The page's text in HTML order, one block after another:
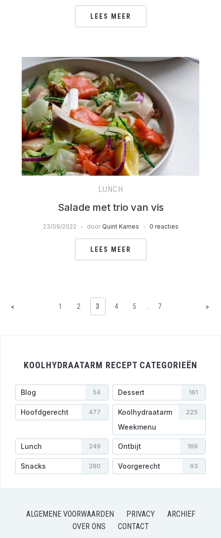
LEES MEER
LUNCH
Salade met trio van vis
23/09/2022 door Quint Kames 0 reacties
LEES MEER
< 1 2 3 4 5 7 >
KOOLHYDRAATARM RECEPT CATEGORIEËN
Blog 54 Dessert 161
Hoofdgerecht 477
Koolhydraatarm
Weekmenu
225
Lunch 249 Ontbijt 169
Snacks 280 Voorgerecht 93
ALGEMENE VOORWAARDEN PRIVACY
ARCHIEF
OVER ONS
CONTACT